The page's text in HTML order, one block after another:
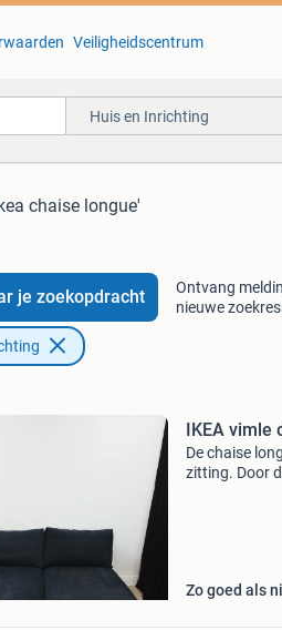
Veiligheidscentrum
Huis en Inrichting
chaise longue'
je zoekopdracht
Ontvang
nieuwe
IKEA vimle
De chaise
zitting. Door
Zo goed als